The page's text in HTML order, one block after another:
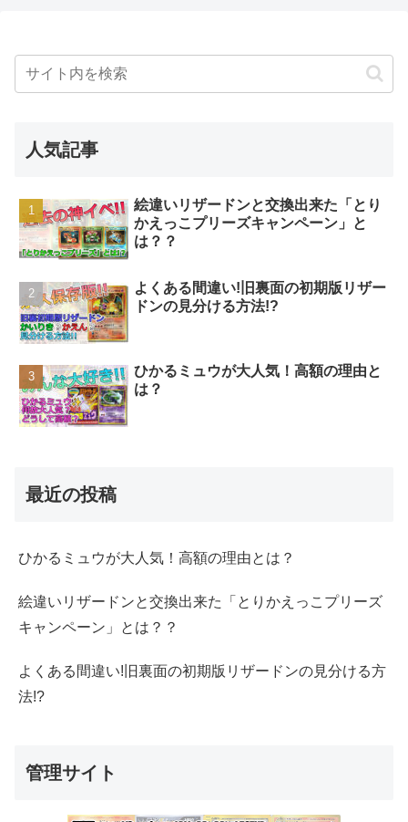
人気記事
絵違いリザードンと交換出来た「とり
かえっこプリーズキャンペーン」と
は？？
よくある間違い!旧裏面の初期版リザー
ドンの見分ける方法!?
ひかるミュウが大人気！高額の理由と
は？
最近の投稿
ひかるミュウが大人気！高額の理由とは？
絵違いリザードンと交換出来た「とりかえっこプリーズ
キャンペーン」とは？？
よくある間違い!旧裏面の初期版リザードンの見分ける方
法!?
管理サイト